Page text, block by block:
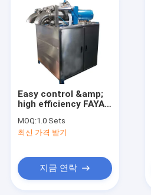
Easy control &amp;
high efficiency FAYA
pelletizer dry ice
machine
MOQ:1.0 Sets
최신 가격 받기
지금 연락